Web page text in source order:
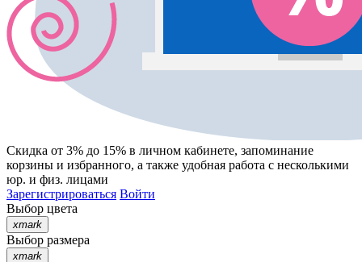
Скидка от 3% до 15% в личном кабинете, запоминание
корзины и избранного, а также удобная работа с несколькими
юр. и физ. лицами
Зарегистрироваться Войти
Выбор цвета
xmark
Выбор размера
xmark